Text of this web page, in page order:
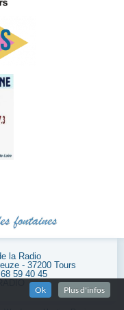
la Radio
- 37200 Tours
59 40 45
Ok Plus d'infos